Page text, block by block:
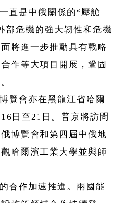
直是中俄關係的“壓艙
部危機的強大韌性和危機
將進一步推動具有戰略
作等大項目開展，鞏固
覽會亦在黑龍江省哈爾
日至21日。普京將訪問
博覽會和第四屆中俄地
哈爾濱工業大學並與師
合作加速推進。兩國能